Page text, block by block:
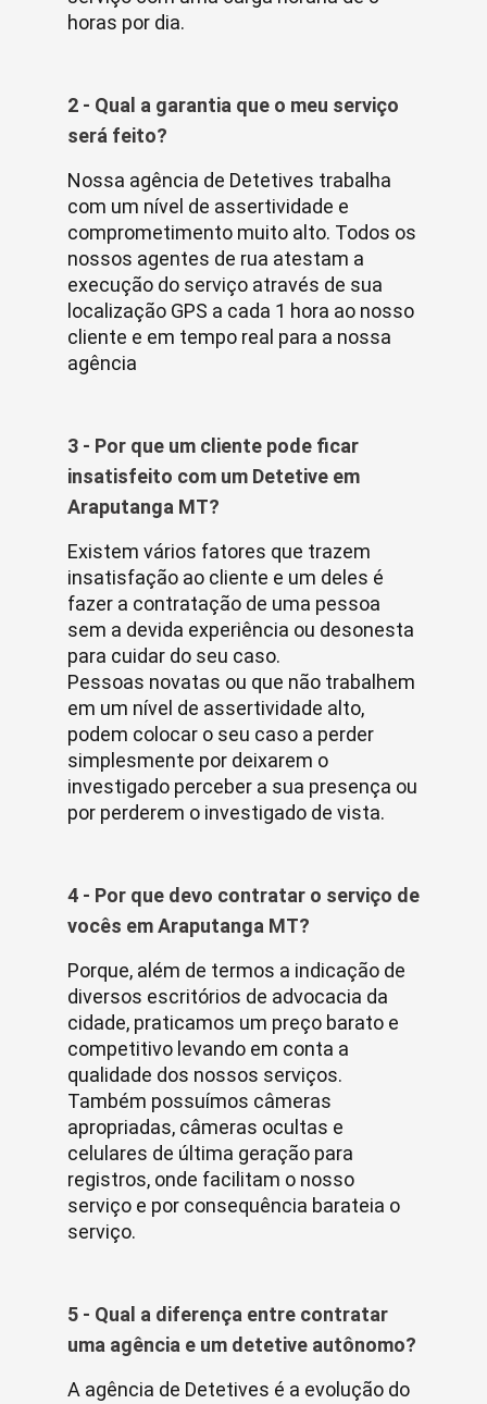
horas por dia.
2 - Qual a garantia que o meu serviço
será feito?
Nossa agência de Detetives trabalha
com um nível de assertividade e
comprometimento muito alto. Todos os
nossos agentes de rua atestam a
execução do serviço através de sua
localização GPS a cada 1 hora ao nosso
cliente e em tempo real para a nossa
agência
3 - Por que um cliente pode ficar
insatisfeito com um Detetive em
Araputanga MT?
Existem vários fatores que trazem
insatisfação ao cliente e um deles é
fazer a contratação de uma pessoa
sem a devida experiência ou desonesta
para cuidar do seu caso.
Pessoas novatas ou que não trabalhem
em um nível de assertividade alto,
podem colocar o seu caso a perder
simplesmente por deixarem o
investigado perceber a sua presença ou
por perderem o investigado de vista.
4 - Por que devo contratar o serviço de
vocês em Araputanga MT?
Porque, além de termos a indicação de
diversos escritórios de advocacia da
cidade, praticamos um preço barato e
competitivo levando em conta a
qualidade dos nossos serviços.
Também possuímos câmeras
apropriadas, câmeras ocultas e
celulares de última geração para
registros, onde facilitam o nosso
serviço e por consequência barateia o
serviço.
5 - Qual a diferença entre contratar
uma agência e um detetive autônomo?
A agência de Detetives é a evolução do